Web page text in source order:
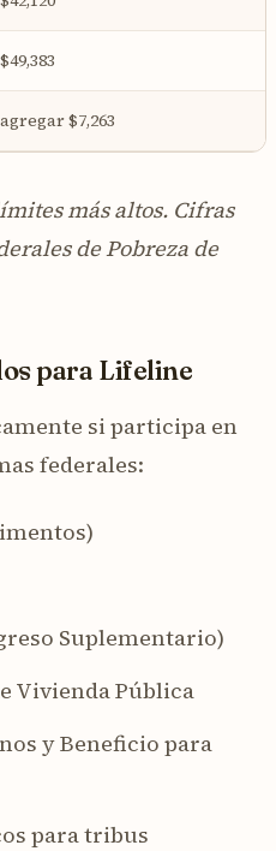
$49,383
agregar $7,263
más altos. Cifras
de Pobreza de
para Lifeline
si participa en
federales:
Suplementario)
Vivienda Pública
y Beneficio para
para tribus